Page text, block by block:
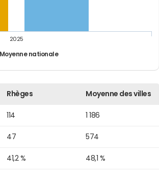
Moyenne nationale
2025
Rhèges Moyenne des villes
114 1 186
47 574
41,2 % 48,1 %